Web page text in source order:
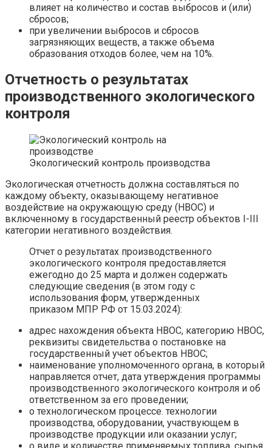
влияет на количество и состав выбросов и (или)
сбросов;
при увеличении выбросов и сбросов
загрязняющих веществ, а также объема
образования отходов более, чем на 10%.
Отчетность о результатах
производственного экологического
контроля
Экологический контроль производства
Экологическая отчетность должна составляться по
каждому объекту, оказывающему негативное
воздействие на окружающую среду (НВОС) и
включенному в государственный реестр объектов I-III
категории негативного воздействия.
Отчет о результатах производственного
экологического контроля предоставляется
ежегодно до 25 марта и должен содержать
следующие сведения (в этом году с
использования форм, утвержденных
приказом МПР РФ от 15.03.2024):
адрес нахождения объекта НВОС, категорию НВОС,
реквизиты свидетельства о постановке на
государственный учет объектов НВОС;
наименование уполномоченного органа, в который
направляется отчет, дата утверждения программы
производственного экологического контроля и об
ответственном за его проведении;
о технологическом процессе. технологии
производства, оборудовании, участвующем в
производстве продукции или оказании услуг;